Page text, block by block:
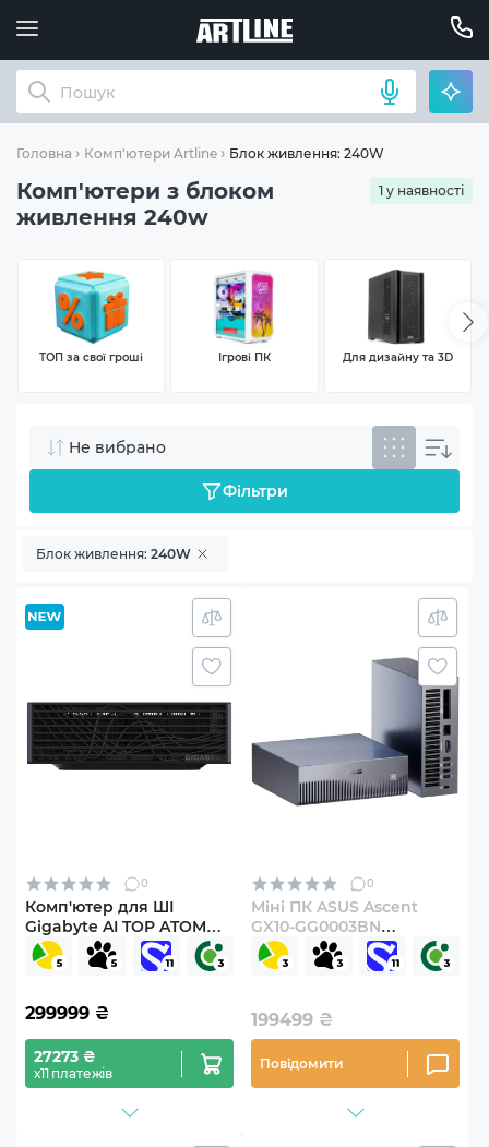
Головна Комп'ютери Artline Блок живлення: 240W
Комп'ютери з блоком
живлення 240w
1 у наявності
ТОП за свої гроші Ігрові ПК Для дизайну та 3D
Не вибрано
Фільтри
Блок живлення: 240W
0
Комп'ютер для ШІ
Gigabyte AI TOP ATOM
(ATAGB10-9001)
299999 ₴
27273 ₴
х11 платежів
0
Міні ПК ASUS Ascent
GX10-GG0003BN
(90MS0371-M00030)
199499 ₴
Повідомити